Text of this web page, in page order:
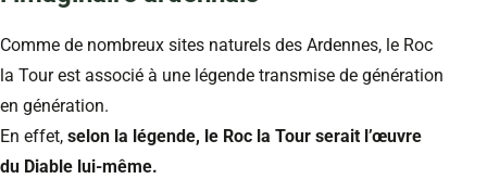
Comme de nombreux sites naturels des Ardennes, le Roc
la Tour est associé à une légende transmise de génération
en génération.
En effet, selon la légende, le Roc la Tour serait l’œuvre
du Diable lui-même.